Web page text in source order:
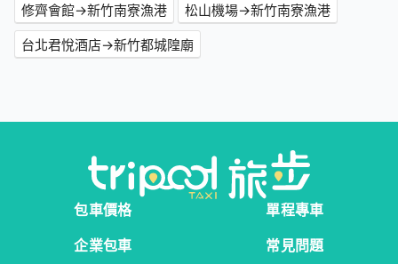
修齊會館→新竹南寮漁港
松山機場→新竹南寮漁港
台北君悅酒店→新竹都城隍廟
包車價格
單程專車
企業包車
常見問題